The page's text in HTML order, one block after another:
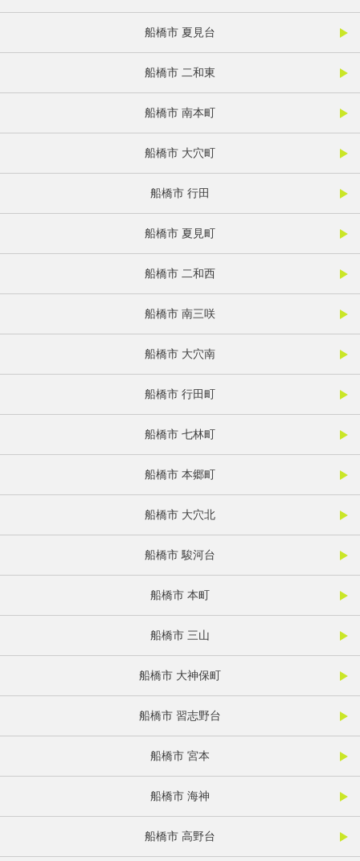
船橋市 夏見台
船橋市 二和東
船橋市 南本町
船橋市 大穴町
船橋市 行田
船橋市 夏見町
船橋市 二和西
船橋市 南三咲
船橋市 大穴南
船橋市 行田町
船橋市 七林町
船橋市 本郷町
船橋市 大穴北
船橋市 駿河台
船橋市 本町
船橋市 三山
船橋市 大神保町
船橋市 習志野台
船橋市 宮本
船橋市 海神
船橋市 高野台